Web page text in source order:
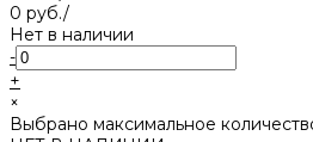
0 руб./
Нет в наличии
-
+
×
Выбрано максимальное